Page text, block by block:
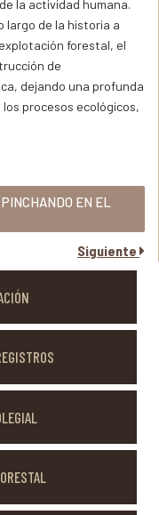
la actividad humana.
largo de la historia a
forestal, el
de
dejando una profunda
procesos ecológicos,
EN EL
Siguiente